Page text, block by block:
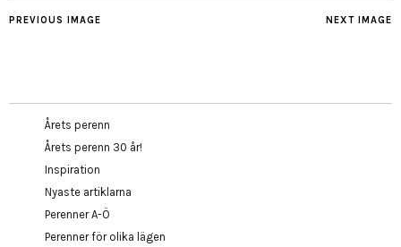
NEXT IMAGE
PREVIOUS IMAGE
Årets perenn
Årets perenn 30 år!
Inspiration
Nyaste artiklarna
Perenner A-Ö
Perenner för olika lägen